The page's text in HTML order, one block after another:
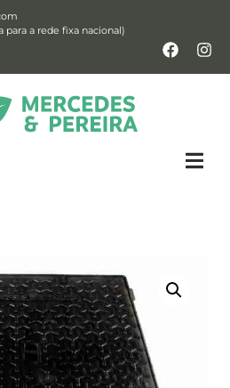
para a rede fixa nacional)